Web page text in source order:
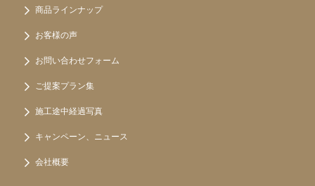
商品ラインナップ
お客様の声
お問い合わせフォーム
ご提案プラン集
施工途中経過写真
キャンペーン、ニュース
会社概要